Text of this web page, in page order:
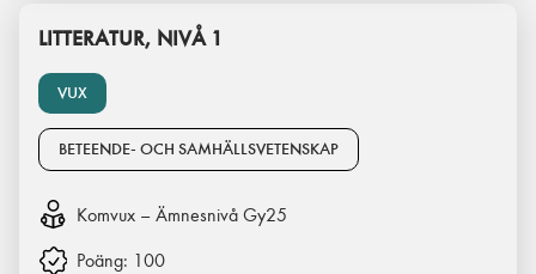
VUX
LITTERATUR, NIVÅ 1
BETEENDE- OCH SAMHÄLLSVETENSKAP
Komvux – Ämnesnivå Gy25
Poäng: 100